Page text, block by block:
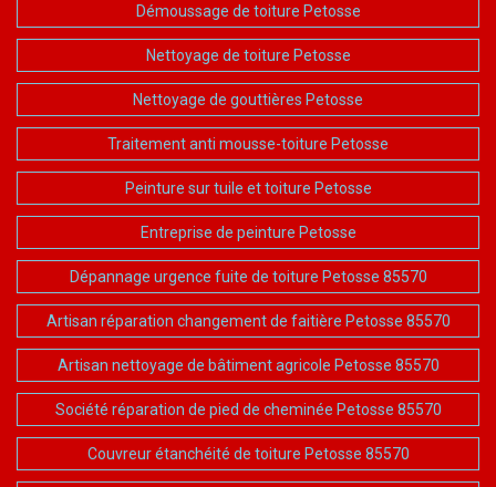
Démoussage de toiture Petosse
Nettoyage de toiture Petosse
Nettoyage de gouttières Petosse
Traitement anti mousse-toiture Petosse
Peinture sur tuile et toiture Petosse
Entreprise de peinture Petosse
Dépannage urgence fuite de toiture Petosse 85570
Artisan réparation changement de faitière Petosse 85570
Artisan nettoyage de bâtiment agricole Petosse 85570
Société réparation de pied de cheminée Petosse 85570
Couvreur étanchéité de toiture Petosse 85570